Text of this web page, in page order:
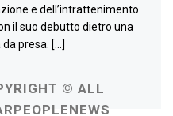
e dell’intrattenimento
il suo debutto dietro una
presa. […]
© ALL